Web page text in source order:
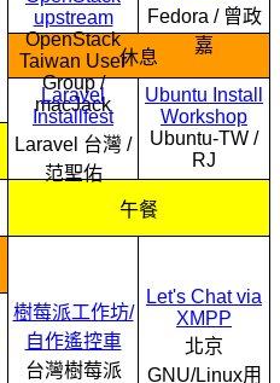
upstream
OpenStack
Taiwan User
Group /
macJack
Fedora / 曾政
嘉
休息
Laravel
Installfest
Laravel 台灣 /
范聖佑
Ubuntu Install
Workshop
Ubuntu-TW /
RJ
午餐
樹莓派工作坊/
自作遙控車
台灣樹莓派
Let's Chat via
XMPP
北京
GNU/Linux用